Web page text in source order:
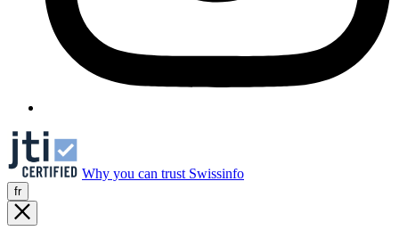
Why you can trust Swissinfo
fr